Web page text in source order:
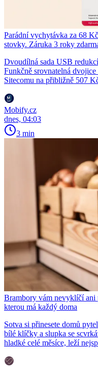
Parádní vychytávka za 68
stovky. Záruka 3 roky
Dvoudílná sada USB
Funkčně srovnatelná
Sitecomu na přibližně 507
Mobify.cz
dnes, 04:03
3 min
Brambory vám nevyklíčí ani
kterou má každý doma
Sotva si přinesete domů
bílé klíčky a slupka se
hladké celé měsíce, leží